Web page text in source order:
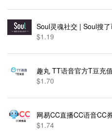
Soul灵魂社交 | Soul搜
$1.19
趣丸 TT语音官方T豆充
$1.70
网易CC直播CC语音CC
$1.74